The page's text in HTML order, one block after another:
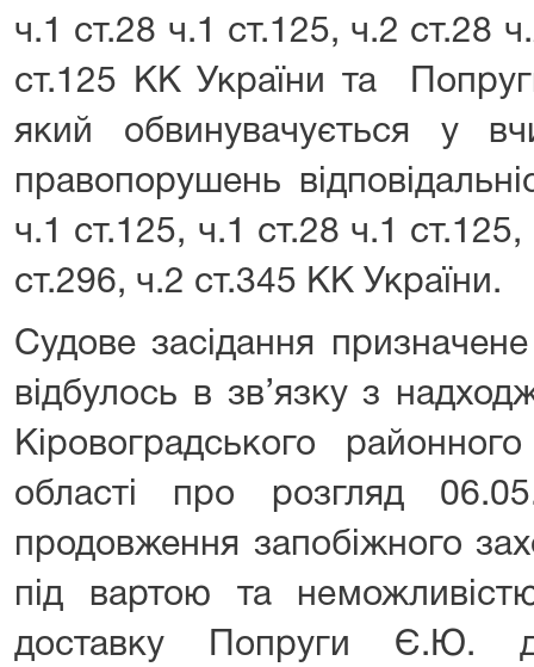
ч.1 ст.28 ч.1 ст.125, ч.2 ст.28
ст.125 КК України та
який обвинувачується у
правопорушень
ч.1 ст.125, ч.1 ст.28 ч.1
ст.296, ч.2 ст.345 КК України.
Судове засідання
відбулось в зв’язку з
Кіровоградського
області про розгляд
продовження запобіжного
під вартою та
доставку Попруги Є.Ю.